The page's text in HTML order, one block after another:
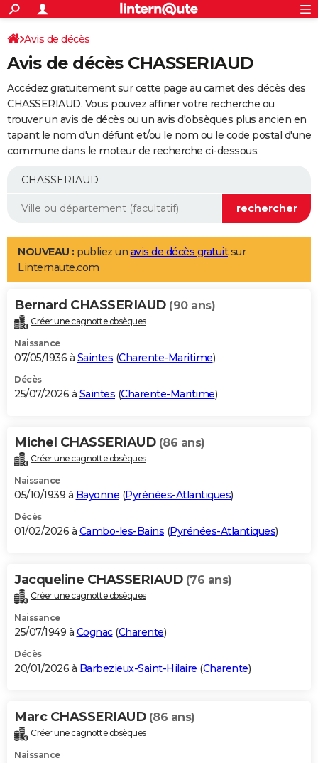
ACTUALITÉS
Politique
Société
Faits Divers
Education
Monde
Villes
+
SPORT
Coupe du monde 2026
Football
Tennis
Cyclisme
Rugby
Forum
Programme TV
TNT
Streaming
Cinéma
Sorties cinéma
Musique
+
FINANCE
Retraite
Epargne
Immobilier
Risques naturels par ville
Assurance
AUTO
Essais
Réserver un essai
Citadines
Berlines
SUV
Forum auto
+
Mobiles
Meilleur smartphone
Internet
Ordinateurs
Jeux vidéo
Guide high-tech
Aménagement intérieur
LIFESTYLE
Art de vivre
Bien-être
Loisirs
Mode
Modes de vie
Alimentation
Guide de la santé
Maladies
Médicaments
Sommeil
VOYAGE
Destinations
City break
Voyage nature
Voyage de noces
Forum
Climat
+PHOTO
GUIDES D'ACHAT
BONS PLANS
Carte de Noël
Carte Bonne année
Carte Saint-Valentin
Carte Pâques
Carte d'anniversaire
DICTIONNAIRE
Dictionnaire
Biographies
Citations
Expressions
Proverbes
PROGRAMME TV
S'inscrire
Se connecter
Lycées
Collèges
Primaires
Universités
Entreprises
Service militaire
Avis de recherche
AVIS DE DÉCÈS
Bricolage
Lifestyle
Culture
Sport
Auto
Television
Voyage
Cinema
Avis de décès
Avis de décès CHASSERIAUD
Accédez gratuitement sur cette page au carnet des décès des
CHASSERIAUD. Vous pouvez affiner votre recherche ou
trouver un avis de décès ou un avis d'obsèques plus ancien en
tapant le nom d'un défunt et/ou le nom ou le code postal d'une
commune dans le moteur de recherche ci-dessous.
NOUVEAU : publiez un avis de décès gratuitsur
Linternaute.com
Bernard CHASSERIAUD (90 ans)
Créer une cagnotte obsèques
Naissance
07/05/1936 à Saintes (Charente-Maritime)
Décès
25/07/2026 à Saintes (Charente-Maritime)
Michel CHASSERIAUD (86 ans)
Créer une cagnotte obsèques
Naissance
05/10/1939 à Bayonne (Pyrénées-Atlantiques)
Décès
01/02/2026 à Cambo-les-Bains (Pyrénées-Atlantiques)
Jacqueline CHASSERIAUD (76 ans)
Créer une cagnotte obsèques
Naissance
25/07/1949 à Cognac(Charente)
Décès
20/01/2026 à Barbezieux-Saint-Hilaire (Charente)
Marc CHASSERIAUD (86 ans)
Créer une cagnotte obsèques
Naissance